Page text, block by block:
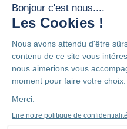
Partenaires